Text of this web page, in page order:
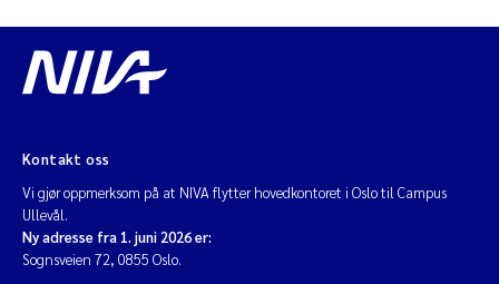
Kontakt oss
Vi gjør oppmerksom på at NIVA flytter hovedkontoret i Oslo til Campus
Ullevål.
Ny adresse fra 1. juni 2026 er:
Sognsveien 72, 0855 Oslo.